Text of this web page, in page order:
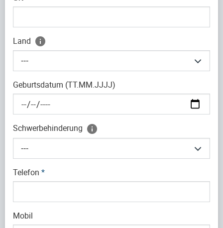
Land
---
Geburtsdatum (TT.MM.JJJJ)
Schwerbehinderung
---
Telefon *
Mobil